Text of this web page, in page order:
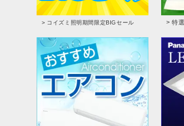
> コイズミ照明期間限定BIGセール > 特